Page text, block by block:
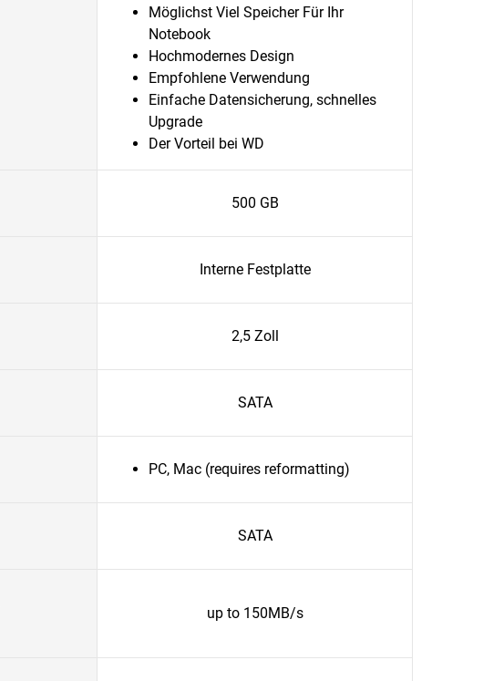
Möglichst Viel Speicher Für Ihr
Notebook
Hochmodernes Design
Empfohlene Verwendung
Einfache Datensicherung, schnelles
Upgrade
Der Vorteil bei WD
500 GB
Interne Festplatte
2,5 Zoll
SATA
PC, Mac (requires reformatting)
SATA
up to 150MB/s